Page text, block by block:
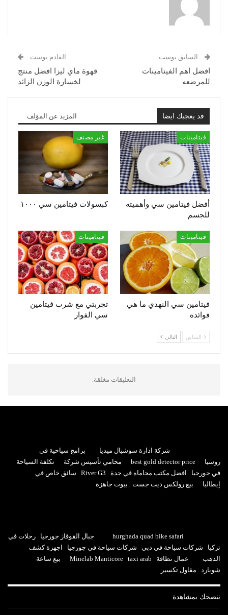
السابق بوست
افضل اهم الفيتامينات
للمرضعه
القادم بوست
قهوة ماي ليزا افضل منتج
لخسارة الوزن الزائد
قد يعجبك ايضا المزيد عن المؤلف
فيتامينات
أفضل فيتامين سي وأهميته
للجسم
غير مصنف
كبسولات فيتامين سي ١٠٠٠
فيتامينات
فيتامين سي النهدي ما هي
فوائده
فيتامينات
تجربتي مع شرب فيتامين
سي الفوار
السابق التالي
التعليقات مغلقة.
شركة ادارة سوشيال ميديا
برامج سياحية في
روسيا
best gold detector price محامي تأسيس شركة
تكلفة السياحة
في جورجيا
افضل مكتب محاماه في جدة River G3
سائق خاص في
إيطاليا
بيع رولكس ديت جست بيوت جاهزة
hurghada quad bike safari جبال القوقاز جورجيا
رحلات في
تركيا
شركات سياحة في دبي شركات سياحة في جورجيا
اجهزة كشف
الذهب
عمال نظافة Minelab Manticore taxi arab
بيع ساعة
شوبارد
مقاول تكسير
ننصحك بمشاهدة